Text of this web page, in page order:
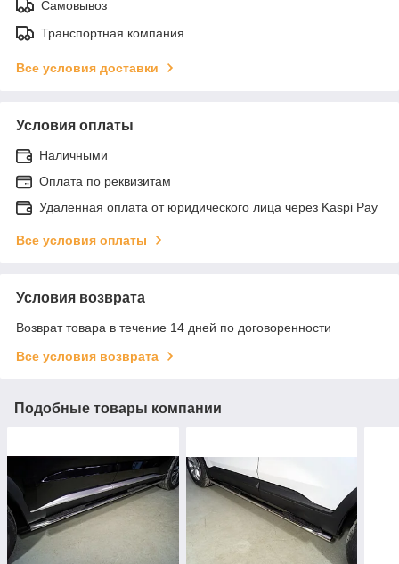
Самовывоз
Транспортная компания
Все условия доставки
Условия оплаты
Наличными
Оплата по реквизитам
Удаленная оплата от юридического лица через Kaspi Pay
Все условия оплаты
Условия возврата
Возврат товара в течение 14 дней по договоренности
Все условия возврата
Подобные товары компании